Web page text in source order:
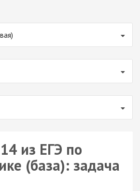
из ЕГЭ по
(база): задача